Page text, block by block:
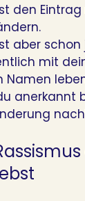
den
aber schon
mit
Namen
anerkannt